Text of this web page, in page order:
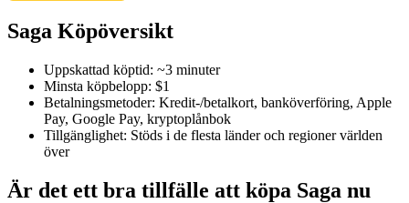
COIN-M Futures
Futures för kryptovaluta
TradFi
Saga Köpöversikt
Uppskattad köptid: ~3 minuter
Minsta köpbelopp: $1
Betalningsmetoder: Kredit-/betalkort, banköverföring, Apple
Pay, Google Pay, kryptoplånbok
Tillgänglighet: Stöds i de flesta länder och regioner världen
över
Är det ett bra tillfälle att köpa Saga nu